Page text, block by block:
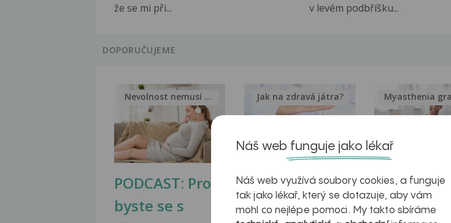
že se mi při...
v levém podbříšku...
DOPORUČUJEME
PODCAST: Proč
byste se s
Nevolnost nemusí být nutnou...
Ztukovatění
jater v datech a
Jak na zdravá játra?
Inovativní
léčba
Náš web funguje jako lékař
Náš web využívá soubory cookies, a funguje
tak jako lékař, který se dotazuje, aby vám
mohl co nejlépe pomoci. My takto sbíráme